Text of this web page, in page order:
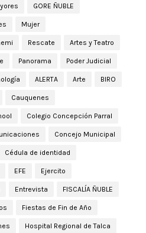
GORE ÑUBLE
Mujer
Rescate Artes y Teatro
Panorama Poder Judicial
ALERTA Arte BIRO
Cauquenes
Colegio Concepción Parral
Concejo Municipal
Cédula de identidad
EFE Ejercito
Entrevista FISCALÍA ÑUBLE
Fiestas de Fin de Año
Hospital Regional de Talca